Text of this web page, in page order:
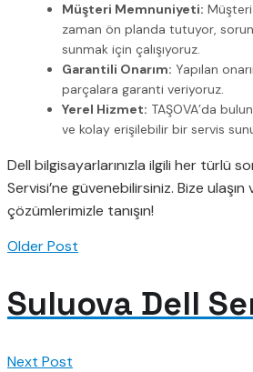
Müşteri Memnuniyeti:
zaman ön planda tutuyor,
sunmak için çalışıyoruz.
Garantili Onarım: Yapılan
parçalara garanti veriyoruz.
Yerel Hizmet: TAŞOVA’da
ve kolay erişilebilir bir servis
Dell bilgisayarlarınızla ilgili her türlü
Servisi’ne güvenebilirsiniz. Bize
çözümlerimizle tanışın!
Older Post
Suluova Dell
Next Post